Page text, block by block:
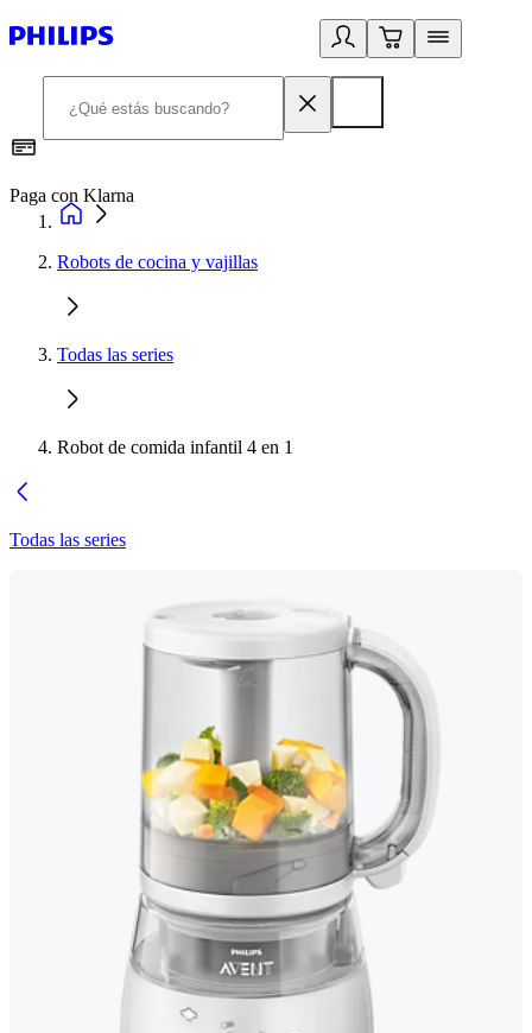
Paga con Klarna
Robots de cocina y vajillas
Todas las series
Robot de comida infantil 4 en 1
Todas las series